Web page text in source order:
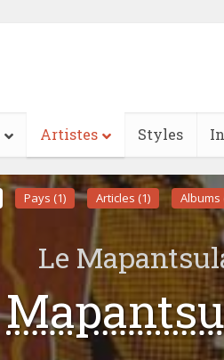
Artistes Styles
Pays (1) Articles (1) Albums
Le